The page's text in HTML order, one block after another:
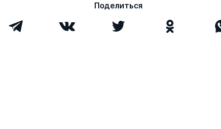
Поделиться